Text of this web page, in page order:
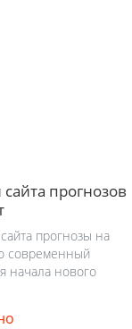
прогнозов
прогнозы на
современный
начала нового